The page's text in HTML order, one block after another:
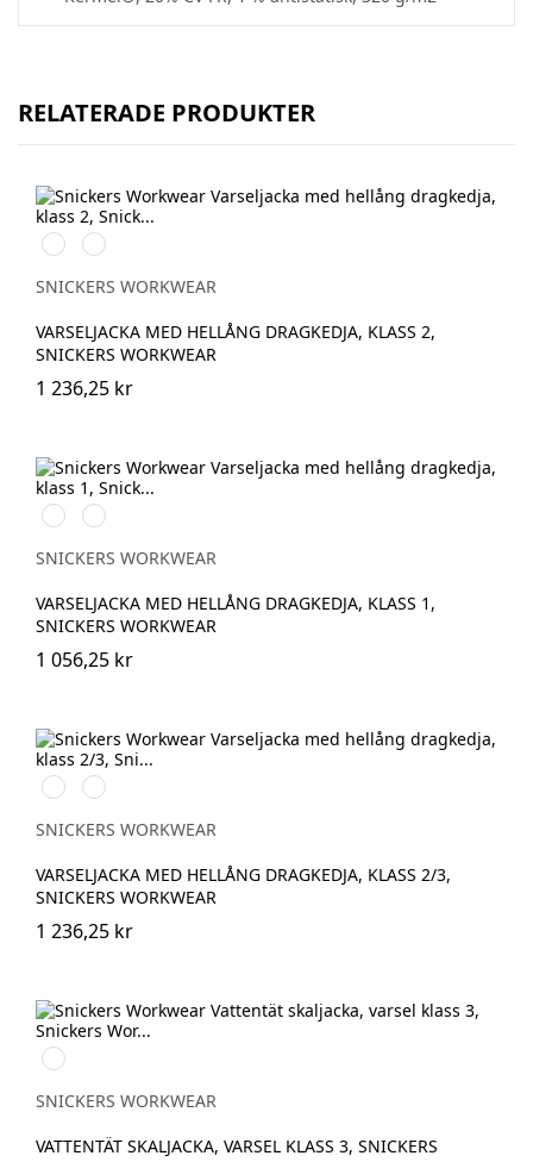
RELATERADE PRODUKTER
High
vis
yellow\Black
High
vis
orange\Black
SNICKERS WORKWEAR
VARSELJACKA MED HELLÅNG DRAGKEDJA, KLASS 2,
SNICKERS WORKWEAR
1 236,25 kr
Svart/High
vis
yellow
Svart/High
vis
orange
SNICKERS WORKWEAR
VARSELJACKA MED HELLÅNG DRAGKEDJA, KLASS 1,
SNICKERS WORKWEAR
1 056,25 kr
High
vis
orange
High
vis
yellow
SNICKERS WORKWEAR
VARSELJACKA MED HELLÅNG DRAGKEDJA, KLASS 2/3,
SNICKERS WORKWEAR
1 236,25 kr
High
vis
yellow/Navy
SNICKERS WORKWEAR
VATTENTÄT SKALJACKA, VARSEL KLASS 3, SNICKERS